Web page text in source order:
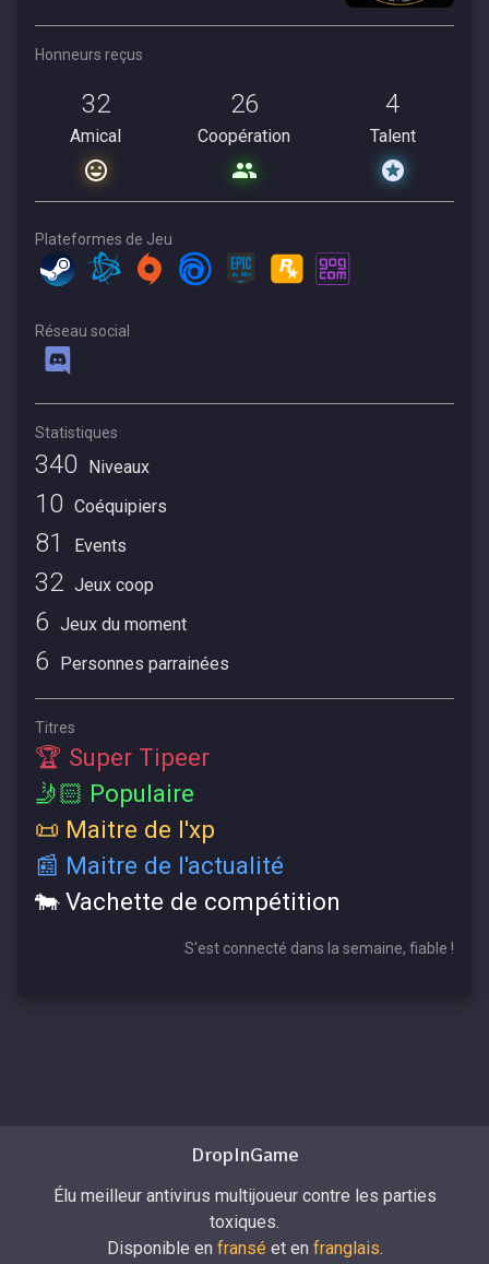
Honneurs reçus
32
Amical
26
Coopération
4
Talent
Plateformes de Jeu
Réseau social
Statistiques
340 Niveaux
10 Coéquipiers
81 Events
32 Jeux coop
6 Jeux du moment
6 Personnes parrainées
Titres
🏆 Super Tipeer
🤳🏻 Populaire
📜 Maitre de l'xp
📰 Maitre de l'actualité
🐄 Vachette de compétition
S'est connecté dans la semaine, fiable !
DropInGame
Élu meilleur antivirus multijoueur contre les parties
toxiques.
Disponible en fransé et en franglais.